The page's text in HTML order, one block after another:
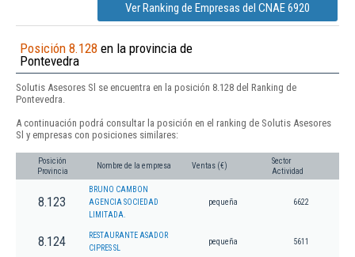
Ver Ranking de Empresas del CNAE 6920
Posición 8.128 en la provincia de
Pontevedra
Solutis Asesores Sl se encuentra en la posición 8.128 del Ranking de
Pontevedra.
A continuación podrá consultar la posición en el ranking de Solutis Asesores
Sl y empresas con posiciones similares:
Posición
Provincia
Nombre de la empresa Ventas (€)
Sector
Actividad
8.123
BRUNO CAMBON
AGENCIA SOCIEDAD
LIMITADA.
pequeña 6622
8.124
RESTAURANTE ASADOR
CIPRES SL
pequeña 5611